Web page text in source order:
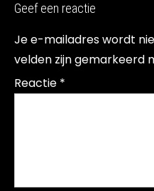
Geef een reactie
Je e-mailadres wordt
velden zijn gemarkeerd
Reactie *